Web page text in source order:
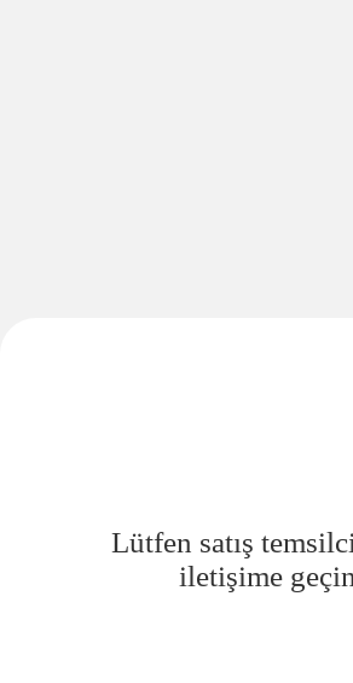
Lütfen satış
iletişime